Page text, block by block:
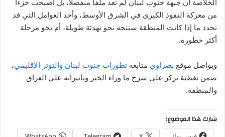
الخلاصة أن جبهة جنوب لبنان لم تعد ملفاً منفصلاً، بل أصبحت جزءاً
من معركة النفوذ الكبرى في الشرق الأوسط، وأحد العوامل التي قد
تحدد ما إذا كانت المنطقة ستتجه نحو تهدئة طويلة، أم نحو مرحلة
أكثر خطورة.
ويواصل موقع بصراوي متابعة تطورات جنوب لبنان والتوتر الإقليمي،
ضمن تغطية تركز على شرح ما وراء الخبر وتأثيراته على العراق
والمنطقة.
شارك هذا الموضوع: